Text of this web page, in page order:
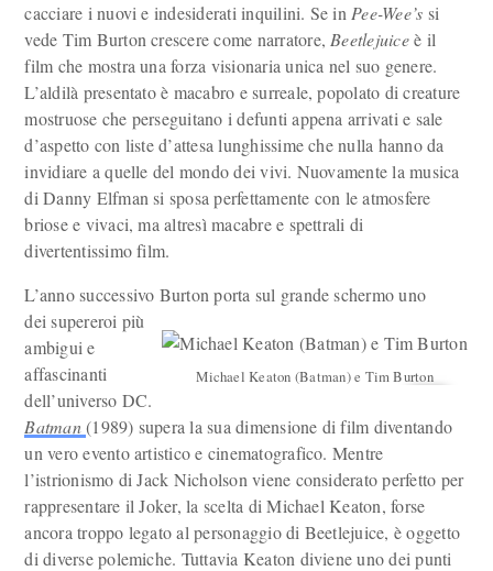
cacciare i nuovi e indesiderati inquilini. Se in Pee-Wee’s si
vede Tim Burton crescere come narratore, Beetlejuiceè il
film che mostra una forza visionaria unica nel suo genere.
L’aldilà presentato è macabro e surreale, popolato di creature
mostruose che perseguitano i defunti appena arrivati e sale
d’aspetto con liste d’attesa lunghissime che nulla hanno da
invidiare a quelle del mondo dei vivi. Nuovamente la musica
di Danny Elfman si sposa perfettamente con le atmosfere
briose e vivaci, ma altresì macabre e spettrali di
divertentissimo film.
L’anno successivo Burton porta sul grande schermo uno
Michael Keaton (Batman) e Tim Burton
dei supereroi più
ambigui e
affascinanti
dell’universo DC.
Batman(1989) supera la sua dimensione di film diventando
un vero evento artistico e cinematografico. Mentre
l’istrionismo di Jack Nicholson viene considerato perfetto per
rappresentare il Joker, la scelta di Michael Keaton, forse
ancora troppo legato al personaggio di Beetlejuice, è oggetto
di diverse polemiche. Tuttavia Keaton diviene uno dei punti